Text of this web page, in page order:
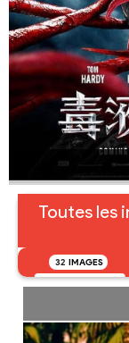
Toutes les
32 IMAGES